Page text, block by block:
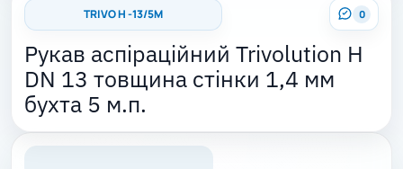
0
TRIVO H -13/5M
Рукав аспіраційний Trivolution H
DN 13 товщина стінки 1,4 мм
бухта 5 м.п.